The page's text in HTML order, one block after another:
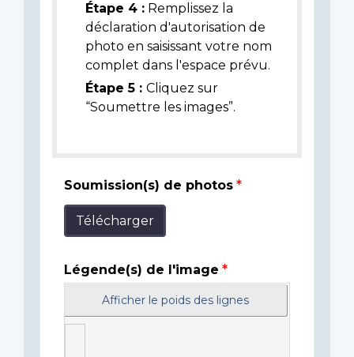
Étape 4 : Remplissez la
déclaration d'autorisation de
photo en saisissant votre nom
complet dans l'espace prévu.
Étape 5 : Cliquez sur
“Soumettre les images”.
Soumission(s) de photos
Télécharger
Légende(s) de l'image
Afficher le poids des lignes